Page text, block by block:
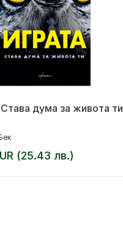
дума за живота ти
(25.43 лв.)